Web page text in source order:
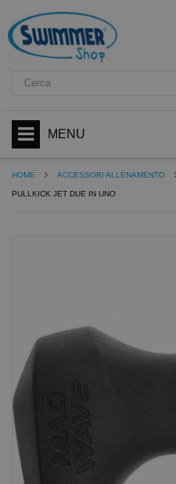
MENU
HOME ACCESSORI ALLENAMENTO
PULLKICK JET DUE IN UNO